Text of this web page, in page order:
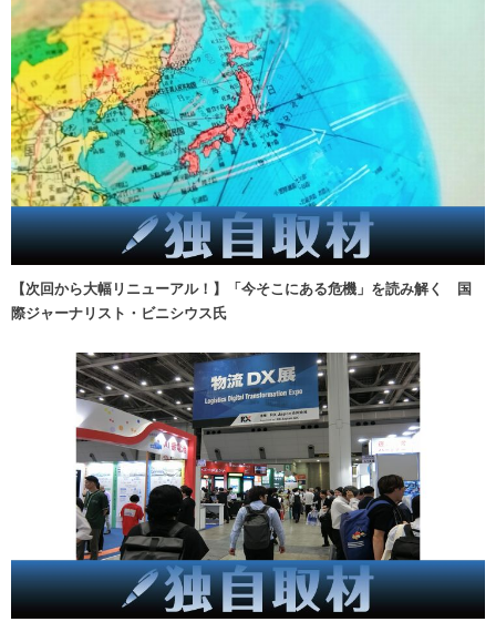
【次回から大幅リニューアル！】「今そこにある危機」を読み解く 国
際ジャーナリスト・ビニシウス氏